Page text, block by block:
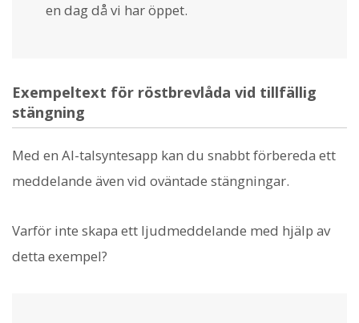
en dag då vi har öppet.
Exempeltext för röstbrevlåda vid tillfällig
stängning
Med en AI-talsyntesapp kan du snabbt förbereda ett
meddelande även vid oväntade stängningar.
Varför inte skapa ett ljudmeddelande med hjälp av
detta exempel?